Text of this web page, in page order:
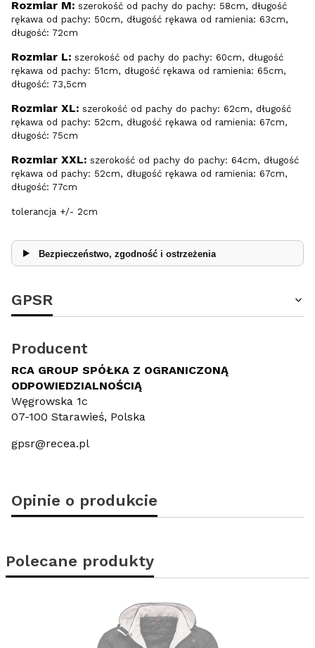
Rozmiar M: szerokość od pachy do pachy: 58cm, długość
rękawa od pachy: 50cm, długość rękawa od ramienia: 63cm,
długość: 72cm
Rozmiar L: szerokość od pachy do pachy: 60cm, długość
rękawa od pachy: 51cm, długość rękawa od ramienia: 65cm,
długość: 73,5cm
Rozmiar XL: szerokość od pachy do pachy: 62cm, długość
rękawa od pachy: 52cm, długość rękawa od ramienia: 67cm,
długość: 75cm
Rozmiar XXL: szerokość od pachy do pachy: 64cm, długość
rękawa od pachy: 52cm, długość rękawa od ramienia: 67cm,
długość: 77cm
tolerancja +/- 2cm
Bezpieczeństwo, zgodność i ostrzeżenia
GPSR
Producent
RCA GROUP SPÓŁKA Z OGRANICZONĄ
ODPOWIEDZIALNOŚCIĄ
Węgrowska 1c
07-100 Starawieś, Polska
gpsr@recea.pl
Opinie o produkcie
Polecane produkty